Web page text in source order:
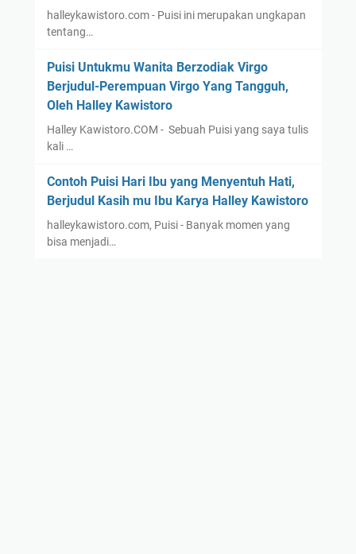
halleykawistoro.com - Puisi ini merupakan ungkapan
tentang…
Puisi Untukmu Wanita Berzodiak Virgo
Berjudul-Perempuan Virgo Yang Tangguh,
Oleh Halley Kawistoro
Halley Kawistoro.COM - Sebuah Puisi yang saya tulis
kali …
Contoh Puisi Hari Ibu yang Menyentuh Hati,
Berjudul Kasih mu Ibu Karya Halley Kawistoro
halleykawistoro.com, Puisi - Banyak momen yang
bisa menjadi…